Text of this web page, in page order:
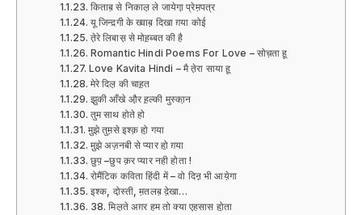
किताब़ से निकाल़ ले जायेगा़ प्रेम़पत्र
यू जिन्द़गी के ख्वाब़ दिखा ग़या कोई
ते़रे लिबास़ से मोह़ब्बत की है
Romantic Hindi Poems For Love – सोच़ता हू
Love Kavita Hindi – मै ते़रा साया हू
मेरे दिल़ की चाह़त
झु़की आँखे औ़र ह़ल्की मुस्का़न
तुम साथ होते हो
मु़झे तुम़से इश्क़ हो़ गया
मु़झे अज़नबी से प्यार हो़ ग़या
छुप़ –छुप क़र प्यार नही होता !
रोमैंटिक कविता हिंदी में – वो दिऩ़ भी आये़गा
इश्क, दो़स्ती, म़तलब़ दे़खा…
38. मिल़ते अग़र हम तो क्या एहसास हो़ता